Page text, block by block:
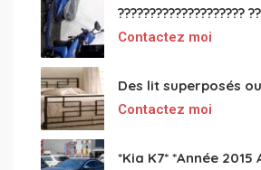
Contactez moi
Contactez moi